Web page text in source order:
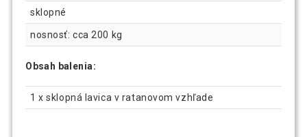
sklopné
nosnosť: cca 200 kg
Obsah balenia:
1 x sklopná lavica v ratanovom vzhľade